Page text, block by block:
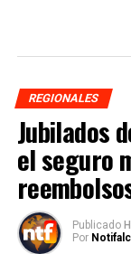
REGIONALES
Jubilados
el seguro
Publicado
Por